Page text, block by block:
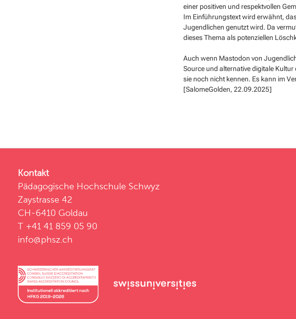
einer positiven und respektvollen
Im Einführungstext wird erwähnt,
Jugendlichen genutzt wird. Da
dieses Thema als potenziellen
Auch wenn Mastodon von
Source und alternative digitale
sie noch nicht kennen. Es kann im
[SalomeGolden, 22.09.2025]
Kontakt
Pädagogische Hochschule Schwyz
Zaystrasse 42
CH-6410 Goldau
T +41 41 859 05 90
info@phsz.ch